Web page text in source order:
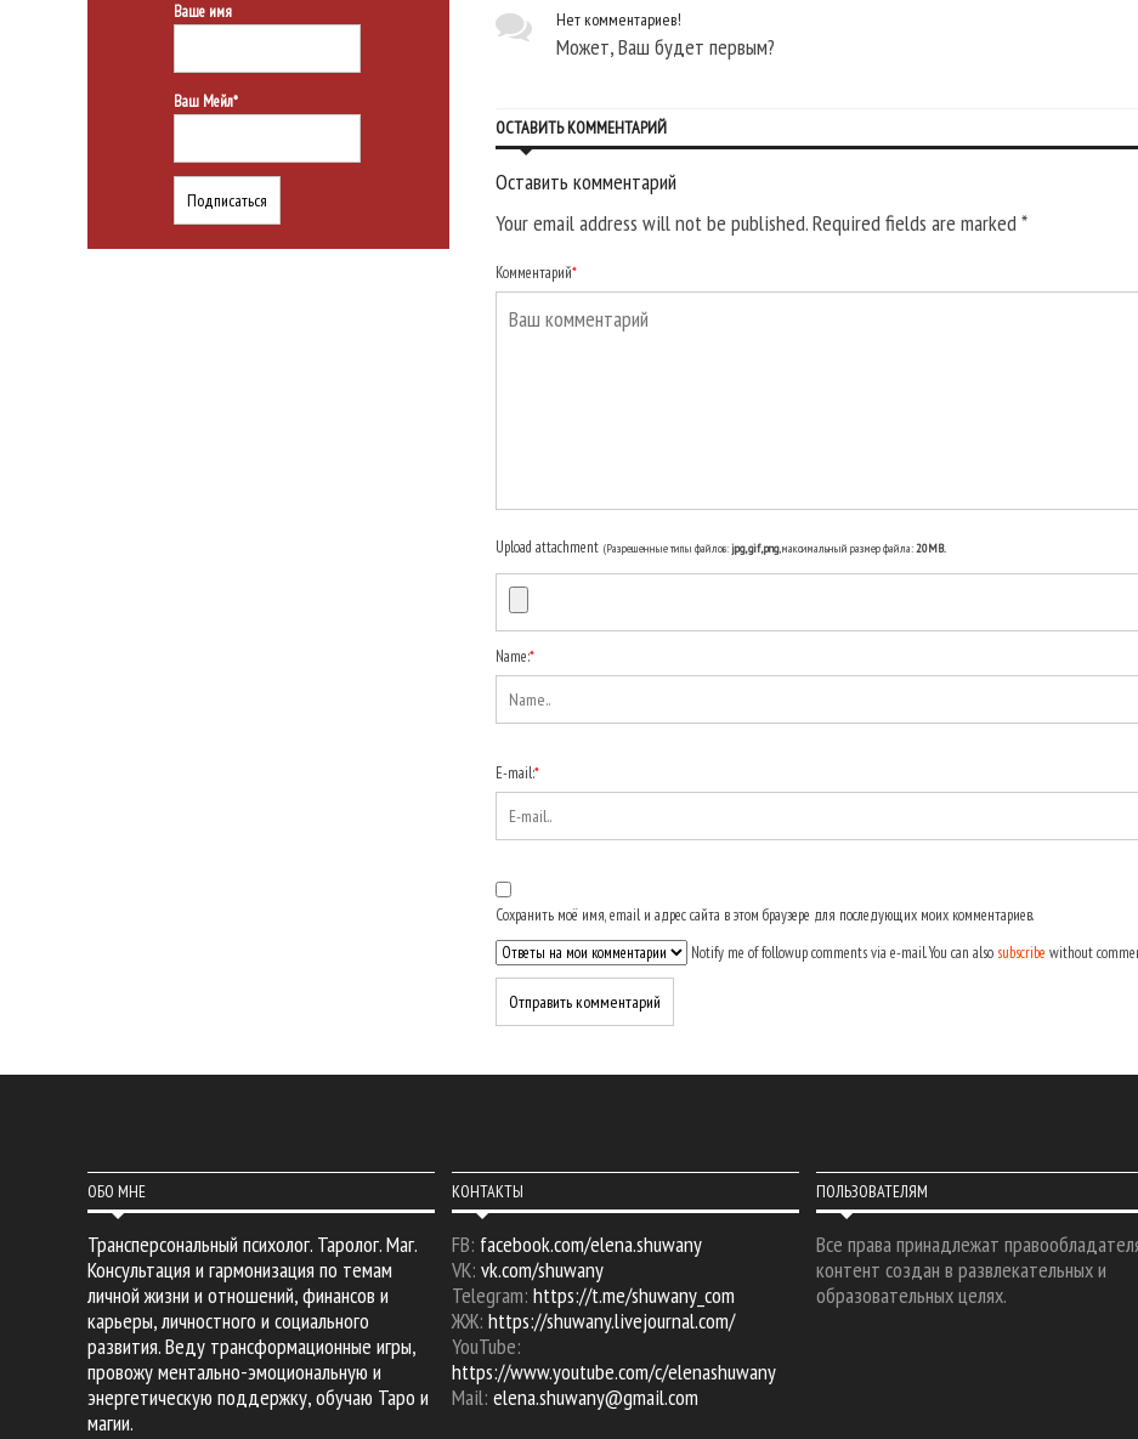
Нет комментариев!
Может, Ваш будет первым?
ОСТАВИТЬ КОММЕНТАРИЙ
Оставить комментарий
Your email address will not be published. Required fields are marked*
Комментарий*
Upload attachment (Разрешенные типы файлов:jpg, gif, png, максимальный размер файла:20MB.
Name:*
E-mail:*
Сохранить моё имя, email и адрес сайта в этом браузере для последующих моих комментариев.
Notify me of followup comments via e-mail. You can also subscribe without
Ваше имя
Ваш Мейл*
ОБО МНЕ
Трансперсональный психолог. Таролог. Маг.
Консультация и гармонизация по темам
личной жизни и отношений, финансов и
карьеры, личностного и социального
развития. Веду трансформационные игры,
провожу ментально-эмоциональную и
энергетическую поддержку, обучаю Таро и
магии.
КОНТАКТЫ
FB: facebook.com/elena.shuwany
VK: vk.com/shuwany
Telegram: https://t.me/shuwany_com
ЖЖ: https://shuwany.livejournal.com/
YouTube:
https://www.youtube.com/c/elenashuwany
Mail: elena.shuwany@gmail.com
ПОЛЬЗОВАТЕЛЯМ
Все права принадлежат
контент создан в развлекательных и
образовательных целях.